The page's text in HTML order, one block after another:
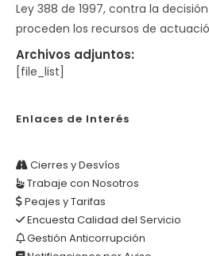
Ley 388 de 1997, contra la
proceden los recursos de
Archivos adjuntos:
[file_list]
Enlaces de Interés
Cierres y Desvíos
Trabaje con Nosotros
Peajes y Tarifas
Encuesta Calidad del Servicio
Gestión Anticorrupción